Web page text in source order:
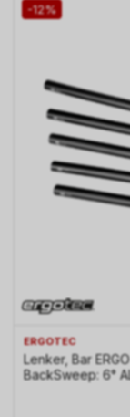
-12%
ERGOTEC
Lenker, Bar
BackSweep: 6°